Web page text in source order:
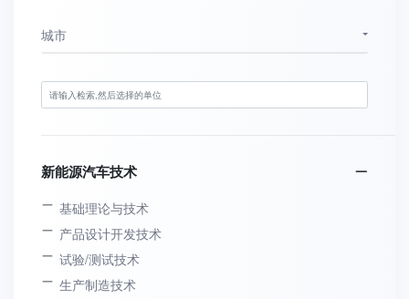
城市
新能源汽车技术
基础理论与技术
产品设计开发技术
试验/测试技术
生产制造技术